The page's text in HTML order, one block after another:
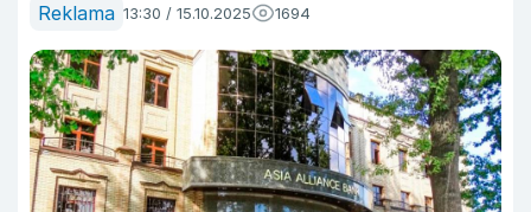
Reklama 13:30 / 15.10.2025 1694